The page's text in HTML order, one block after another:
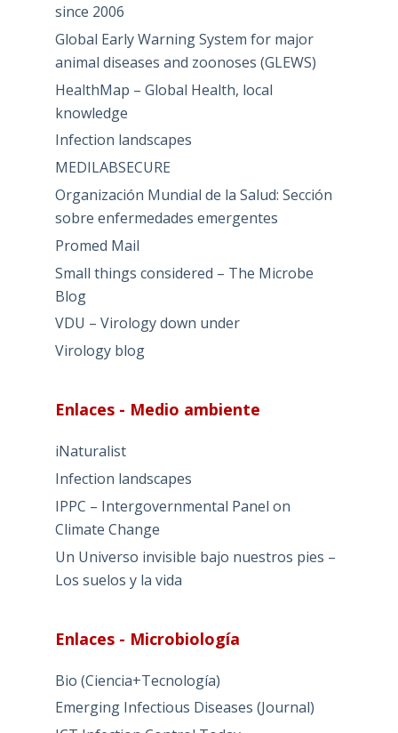
since 2006
Global Early Warning System for major
animal diseases and zoonoses (GLEWS)
HealthMap – Global Health, local
knowledge
Infection landscapes
MEDILABSECURE
Organización Mundial de la Salud: Sección
sobre enfermedades emergentes
Promed Mail
Small things considered – The Microbe
Blog
VDU – Virology down under
Virology blog
Enlaces - Medio ambiente
iNaturalist
Infection landscapes
IPPC – Intergovernmental Panel on
Climate Change
Un Universo invisible bajo nuestros pies –
Los suelos y la vida
Enlaces - Microbiología
Bio (Ciencia+Tecnología)
Emerging Infectious Diseases (Journal)